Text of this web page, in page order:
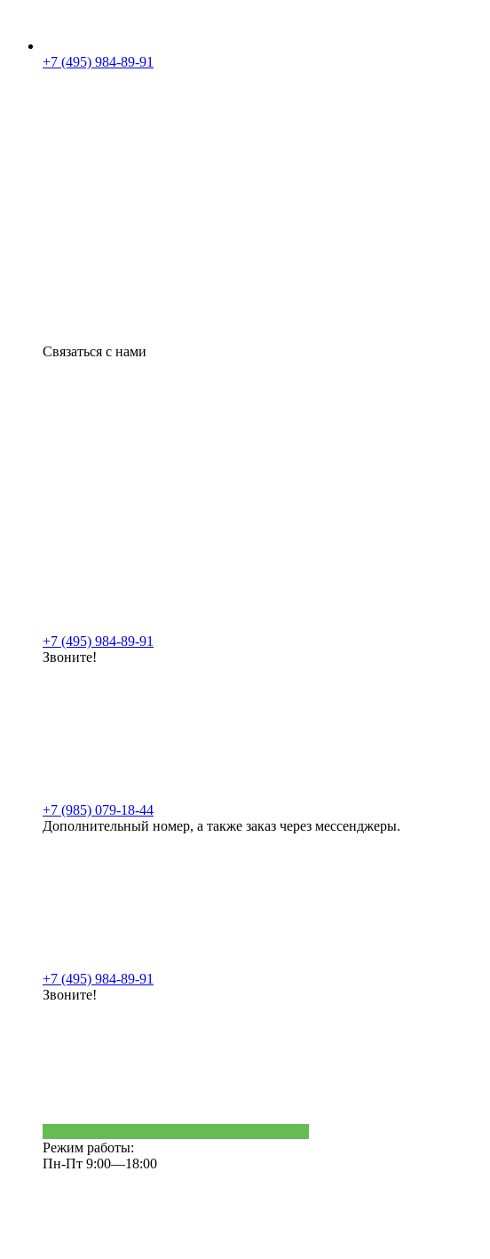
+7 (495) 984-89-91
Связаться с нами
+7 (495) 984-89-91
Звоните!
+7 (985) 079-18-44
Дополнительный номер, а также заказ через мессенджеры.
+7 (495) 984-89-91
Звоните!
Режим работы:
Пн-Пт 9:00—18:00